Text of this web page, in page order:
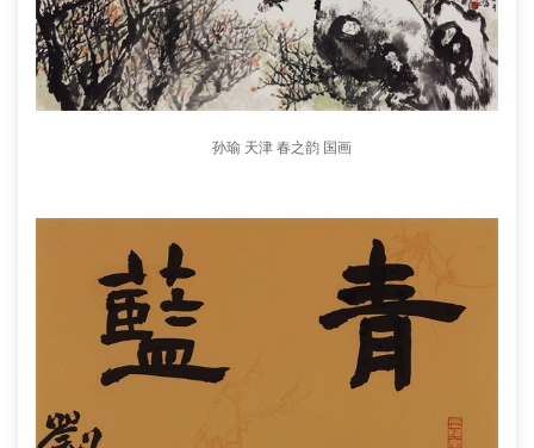
孙瑜 天津 春之韵 国画